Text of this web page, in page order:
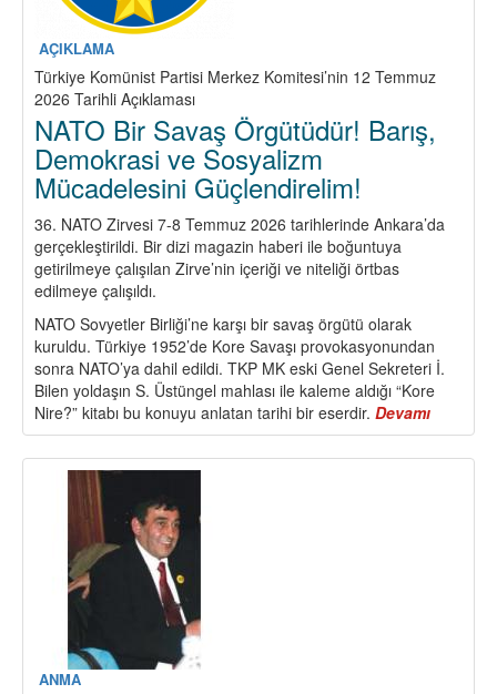
AÇIKLAMA
Türkiye Komünist Partisi Merkez Komitesi’nin 12 Temmuz
2026 Tarihli Açıklaması
NATO Bir Savaş Örgütüdür! Barış,
Demokrasi ve Sosyalizm
Mücadelesini Güçlendirelim!
36. NATO Zirvesi 7-8 Temmuz 2026 tarihlerinde Ankara’da
gerçekleştirildi. Bir dizi magazin haberi ile boğuntuya
getirilmeye çalışılan Zirve’nin içeriği ve niteliği örtbas
edilmeye çalışıldı.
NATO Sovyetler Birliği’ne karşı bir savaş örgütü olarak
kuruldu. Türkiye 1952’de Kore Savaşı provokasyonundan
sonra NATO’ya dahil edildi. TKP MK eski Genel Sekreteri İ.
Bilen yoldaşın S. Üstüngel mahlası ile kaleme aldığı “Kore
Nire?” kitabı bu konuyu anlatan tarihi bir eserdir. Devamı
NATO
Bir
ANMA